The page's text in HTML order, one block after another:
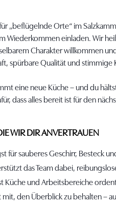
„beflügelnde Orte“ im
Wiederkommen einladen. Wir
Charakter willkommen
spürbare Qualität und
eine neue Küche – und du
dass alles bereit ist für den
WIR DIR ANVERTRAUEN
für sauberes Geschirr, Besteck
das Team dabei,
Küche und Arbeitsbereiche
mit, den Überblick zu behalten –